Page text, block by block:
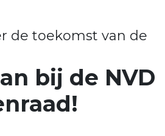
de toekomst van de
bij de NVD